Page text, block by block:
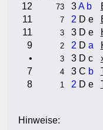
12
73 3A b
11 7 2 D e
11 3 3 D e
9 2 2 D a
• 3 3 D c
7 4 3 C b
8 1 2 D e
Hinweise: